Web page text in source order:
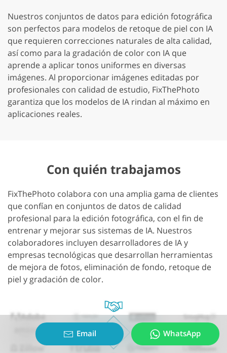
Nuestros conjuntos de datos para edición fotográfica
son perfectos para modelos de retoque de piel con IA
que requieren correcciones naturales de alta calidad,
así como para la gradación de color con IA que
aprende a aplicar tonos uniformes en diversas
imágenes. Al proporcionar imágenes editadas por
profesionales con calidad de estudio, FixThePhoto
garantiza que los modelos de IA rindan al máximo en
aplicaciones reales.
Con quién trabajamos
FixThePhoto colabora con una amplia gama de clientes
que confían en conjuntos de datos de calidad
profesional para la edición fotográfica, con el fin de
entrenar y mejorar sus sistemas de IA. Nuestros
colaboradores incluyen desarrolladores de IA y
empresas tecnológicas que desarrollan herramientas
de mejora de fotos, eliminación de fondo, retoque de
piel y gradación de color.
Email WhatsApp